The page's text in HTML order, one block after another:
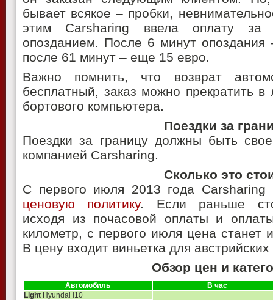
бывает всякое – пробки,
этим Carsharing ввела оплату за
опозданием. После 6 минут
после 61 минут – еще 15 евро.
Важно помнить, что возврат
бесплатный, заказ можно прекратить
бортового компьютера.
Поездки за
Поездки за границу должны быть
компанией Carsharing.
Сколько это
С первого июля 2013 года Carsharing
ценовую политику. Если раньше
исходя из почасовой оплаты и
километр, с первого июля цена станет
В цену входит виньетка для
Обзор цен и
Автомобиль
В час
Light Hyundai i10